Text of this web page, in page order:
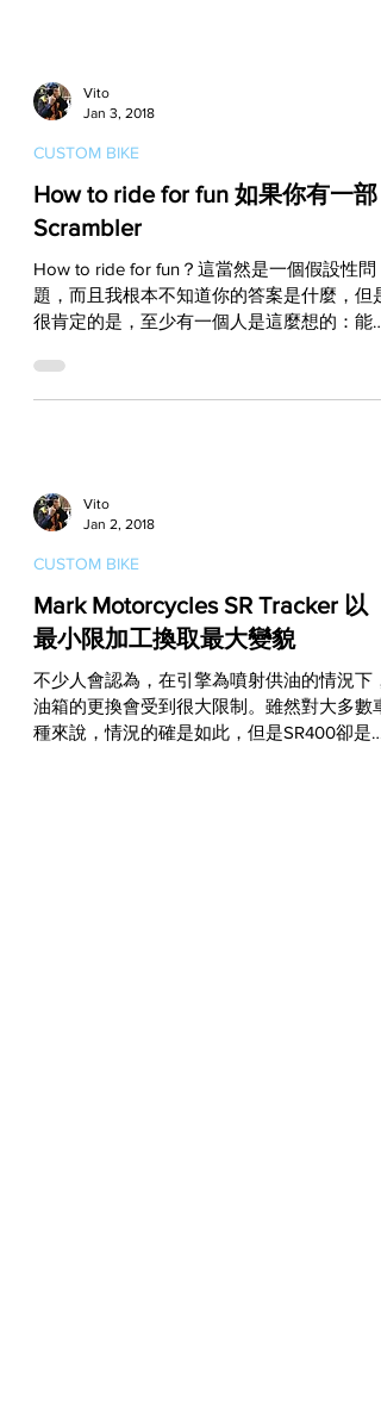
Vito
Jan 3, 2018
CUSTOM BIKE
How to ride for fun 如果你有一部
Scrambler
​How to ride for fun？這當然是一個假設性問
題，而且我根本不知道你的答案是什麼，但是
很肯定的是，至少有一個人是這麼想的：能夠
面就更棒了！ 認識雄哥的人，一定知道這位
老哥只要一跨上車，他馬上就朝山裡奔，然後
Vito
Jan 2, 2018
CUSTOM BIKE
Mark Motorcycles SR Tracker 以
最小限加工換取最大變貌
不少人會認為，在引擎為噴射供油的情況下，
油箱的更換會受到很大限制。雖然對大多數車
種來說，情況的確是如此，但是SR400卻是個